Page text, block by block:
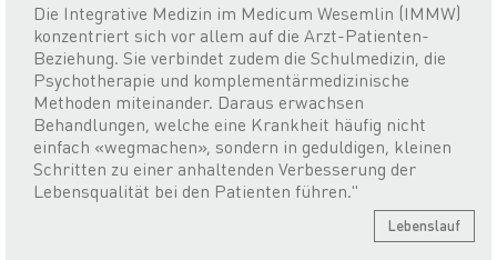
Die Integrative Medizin im Medicum Wesemlin (IMMW)
konzentriert sich vor allem auf die Arzt-Patienten-
Beziehung. Sie verbindet zudem die Schulmedizin, die
Psychotherapie und komplementärmedizinische
Methoden miteinander. Daraus erwachsen
Behandlungen, welche eine Krankheit häufig nicht
einfach «wegmachen», sondern in geduldigen, kleinen
Schritten zu einer anhaltenden Verbesserung der
Lebensqualität bei den Patienten führen."
Lebenslauf